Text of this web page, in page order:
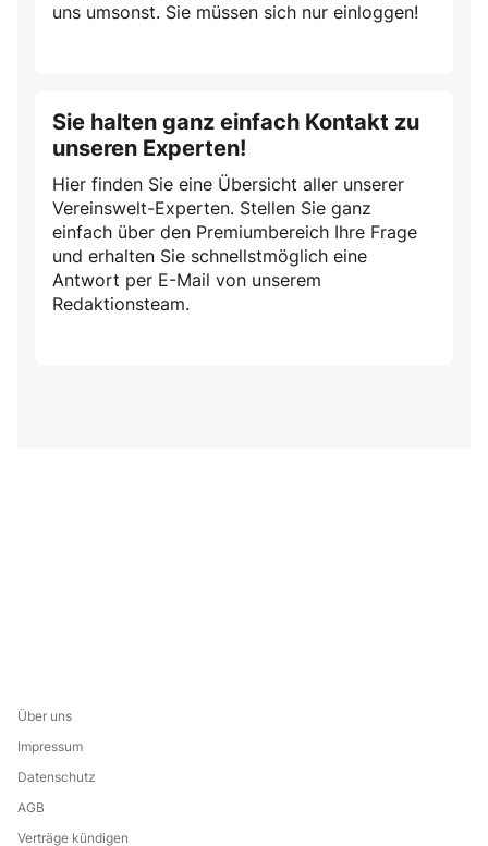
uns umsonst. Sie müssen sich nur einloggen!
Sie halten ganz einfach Kontakt zu
unseren Experten!
Hier finden Sie eine Übersicht aller unserer
Vereinswelt-Experten. Stellen Sie ganz
einfach über den Premiumbereich Ihre Frage
und erhalten Sie schnellstmöglich eine
Antwort per E-Mail von unserem
Redaktionsteam.
Über uns
Impressum
Datenschutz
AGB
Verträge kündigen